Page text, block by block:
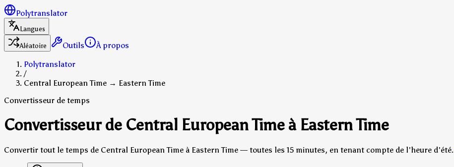
Polytranslator
Langues
Aléatoire
Outils
À propos
Polytranslator
/
Central European Time → Eastern Time
Convertisseur de temps
Convertisseur de Central European Time à Eastern Time
Convertir tout le temps de Central European Time à Eastern Time — toutes les 15 minutes, en tenant compte de l'heure d'été.